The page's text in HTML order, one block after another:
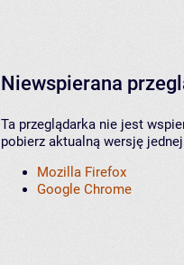
Niewspierana
Ta przeglądarka nie jest
pobierz aktualną wersję
Mozilla Firefox
Google Chrome